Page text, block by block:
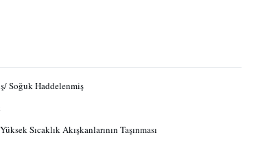
Soğuk Haddelenmiş
Sıcaklık Akışkanlarının Taşınması